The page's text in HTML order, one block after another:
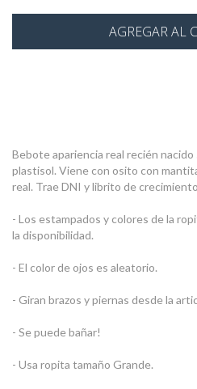
Bebote apariencia real recién nacido
plastisol. Viene con osito con
real. Trae DNI y librito de
- Los estampados y colores de la
la disponibilidad.
- El color de ojos es aleatorio.
- Giran brazos y piernas desde la
- Se puede bañar!
- Usa ropita tamaño Grande.